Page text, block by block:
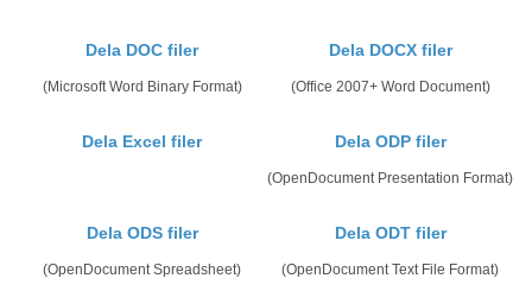
Dela DOC filer
(Microsoft Word Binary Format)
Dela DOCX filer
(Office 2007+ Word Document)
Dela Excel filer Dela ODP filer
(OpenDocument Presentation Format)
Dela ODS filer
(OpenDocument Spreadsheet)
Dela ODT filer
(OpenDocument Text File Format)